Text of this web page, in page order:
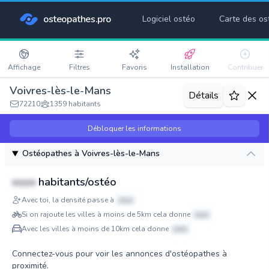
osteopathes.pro Logiciel ostéo Carte des
Affichage Filtres Favoris Installation Contribuer
Voivres-lès-le-Mans
72210 1359 habitants
Détails
Débloquer les informations
Ostéopathes à Voivres-lès-le-Mans
xxxx habitants/ostéo
Avec toi, la densité passe à
xxxx
Si on rajoute les villes à moins de 5km cela donne
xxxx
Avec les villes à moins de 10km cela donne
xxxx
Connectez-vous pour voir les annonces d'ostéopathes à
proximité.